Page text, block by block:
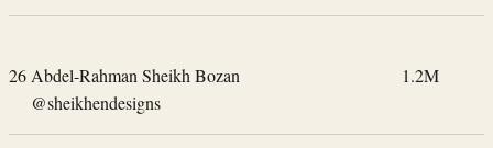
26 Abdel-Rahman Sheikh Bozan
@sheikhendesigns
1.2M